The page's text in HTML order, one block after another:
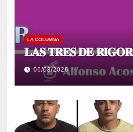
LA COLUMNA
𝐋𝐀𝐒 𝐓𝐑𝐄𝐒 𝐃𝐄 𝐑𝐈𝐆𝐎𝐑
06/08/2026